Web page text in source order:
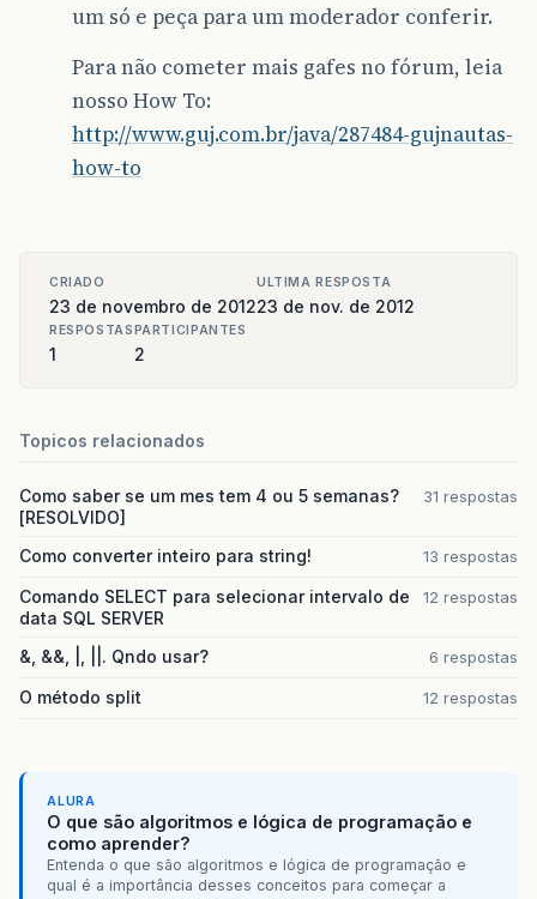
um só e peça para um moderador conferir.
Para não cometer mais gafes no fórum, leia
nosso How To:
http://www.guj.com.br/java/287484-gujnautas-
how-to
CRIADO
23 de novembro de 2012
ULTIMA RESPOSTA
23 de nov. de 2012
RESPOSTAS
1
PARTICIPANTES
2
Topicos relacionados
Como saber se um mes tem 4 ou 5 semanas?
[RESOLVIDO]
31 respostas
Como converter inteiro para string! 13 respostas
Comando SELECT para selecionar intervalo de
data SQL SERVER
12 respostas
&, &&, |, ||. Qndo usar? 6 respostas
O método split 12 respostas
ALURA
O que são algoritmos e lógica de programação e
como aprender?
Entenda o que são algoritmos e lógica de programação e
qual é a importância desses conceitos para começar a